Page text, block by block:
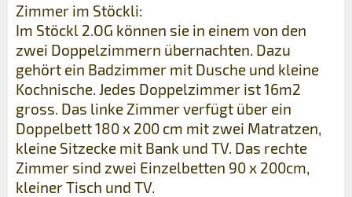
Zimmer im Stöckli:
Im Stöckl 2.OG können sie in einem von den
zwei Doppelzimmern übernachten. Dazu
gehört ein Badzimmer mit Dusche und kleine
Kochnische. Jedes Doppelzimmer ist 16m2
gross. Das linke Zimmer verfügt über ein
Doppelbett 180 x 200 cm mit zwei Matratzen,
kleine Sitzecke mit Bank und TV. Das rechte
Zimmer sind zwei Einzelbetten 90 x 200cm,
kleiner Tisch und TV.